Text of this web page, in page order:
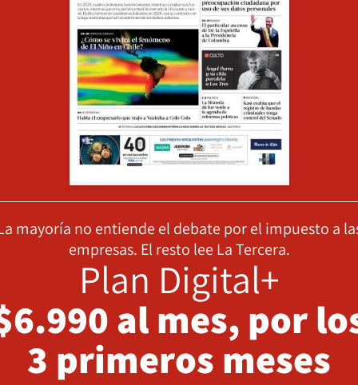
mayoría no entiende el debate por el impuesto a
empresas. El resto lee La Tercera.
Plan Digital+
al mes, por
3 primeros meses